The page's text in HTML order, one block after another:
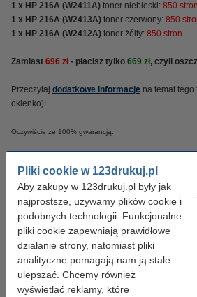
Pliki cookie w 123drukuj.pl
Aby zakupy w 123drukuj.pl były jak
najprostsze, używamy plików cookie i
podobnych technologii. Funkcjonalne
pliki cookie zapewniają prawidłowe
działanie strony, natomiast pliki
analityczne pomagają nam ją stale
ulepszać. Chcemy również
wyświetlać reklamy, które
1 x HP 216A (W2411A) toner niebieski: 850 stron
1 x HP 216A (W2413A) toner czerwony: 850
1 x HP 216A (W2412A) toner żółty: 850 stron
Zamiast 696 zł- płacisz tylko 669 zł, czyli
Przeczytaj dodatkowe informacje na temat
okienko)!
Oczywiście ze 100% gwarancją.
Właściwości
Pojemność: standard
Kolor: czarny (1x) i
Wskazówka: zamów papier
Papier ksero A4 80 g/m2 (2500